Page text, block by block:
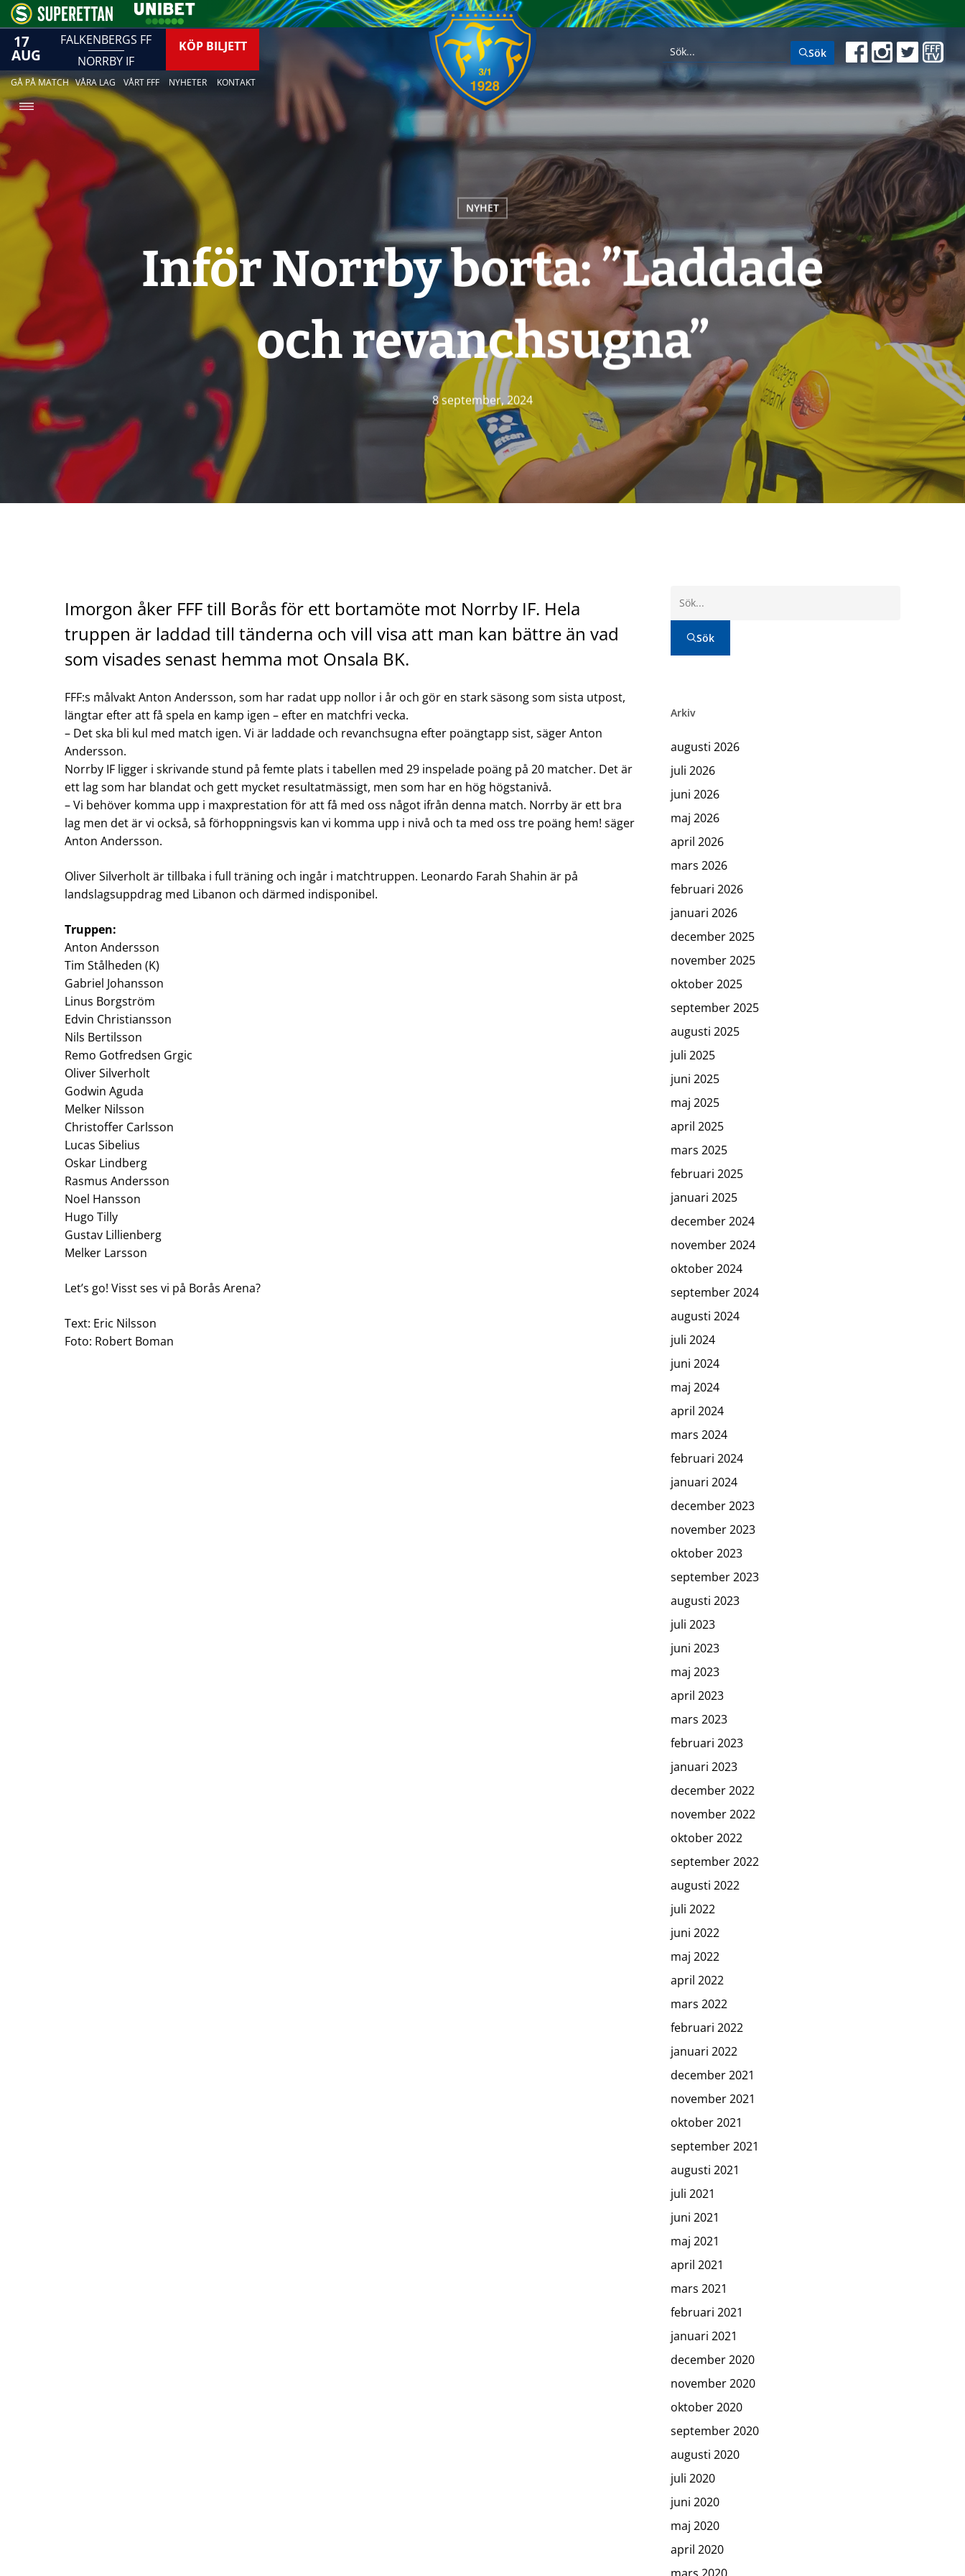
17
AUG
FALKENBERGS FF
NORRBY IF
KÖP BILJETT Sök
GÅ PÅ MATCH VÅRA LAG VÅRT FFF NYHETER KONTAKT
NYHET
Inför Norrby borta: ”Laddade
och revanchsugna”
8 september, 2024
Imorgon åker FFF till Borås för ett bortamöte mot Norrby IF. Hela
truppen är laddad till tänderna och vill visa att man kan bättre än vad
som visades senast hemma mot Onsala BK.
FFF:s målvakt Anton Andersson, som har radat upp nollor i år och gör en stark säsong som sista utpost,
längtar efter att få spela en kamp igen – efter en matchfri vecka.
– Det ska bli kul med match igen. Vi är laddade och revanchsugna efter poängtapp sist, säger Anton
Andersson.
Norrby IF ligger i skrivande stund på femte plats i tabellen med 29 inspelade poäng på 20 matcher. Det är
ett lag som har blandat och gett mycket resultatmässigt, men som har en hög högstanivå.
– Vi behöver komma upp i maxprestation för att få med oss något ifrån denna match. Norrby är ett bra
lag men det är vi också, så förhoppningsvis kan vi komma upp i nivå och ta med oss tre poäng hem! säger
Anton Andersson.
Oliver Silverholt är tillbaka i full träning och ingår i matchtruppen. Leonardo Farah Shahin är på
landslagsuppdrag med Libanon och därmed indisponibel.
Truppen:
Anton Andersson
Tim Stålheden (K)
Gabriel Johansson
Linus Borgström
Edvin Christiansson
Nils Bertilsson
Remo Gotfredsen Grgic
Oliver Silverholt
Godwin Aguda
Melker Nilsson
Christoffer Carlsson
Lucas Sibelius
Oskar Lindberg
Rasmus Andersson
Noel Hansson
Hugo Tilly
Gustav Lillienberg
Melker Larsson
Let’s go! Visst ses vi på Borås Arena?
Text: Eric Nilsson
Foto: Robert Boman
Sök
Arkiv
augusti 2026
juli 2026
juni 2026
maj 2026
april 2026
mars 2026
februari 2026
januari 2026
december 2025
november 2025
oktober 2025
september 2025
augusti 2025
juli 2025
juni 2025
maj 2025
april 2025
mars 2025
februari 2025
januari 2025
december 2024
november 2024
oktober 2024
september 2024
augusti 2024
juli 2024
juni 2024
maj 2024
april 2024
mars 2024
februari 2024
januari 2024
december 2023
november 2023
oktober 2023
september 2023
augusti 2023
juli 2023
juni 2023
maj 2023
april 2023
mars 2023
februari 2023
januari 2023
december 2022
november 2022
oktober 2022
september 2022
augusti 2022
juli 2022
juni 2022
maj 2022
april 2022
mars 2022
februari 2022
januari 2022
december 2021
november 2021
oktober 2021
september 2021
augusti 2021
juli 2021
juni 2021
maj 2021
april 2021
mars 2021
februari 2021
januari 2021
december 2020
november 2020
oktober 2020
september 2020
augusti 2020
juli 2020
juni 2020
maj 2020
april 2020